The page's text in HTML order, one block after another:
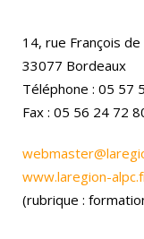
14, rue François de
33077 Bordeaux
Téléphone : 05 57
Fax : 05 56 24 72
www.laregion-
(rubrique :